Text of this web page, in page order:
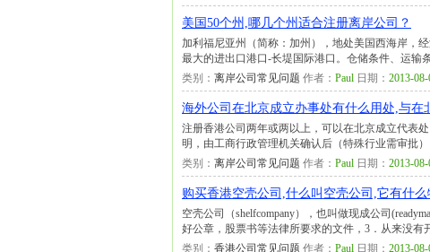
美国50个州,哪几个州适合注册离岸公司？
加利福尼亚州（简称：加州），地处美国西海岸，
最大的进出口港口-长堤国际港口。仓储条件、运输
类别： 离岸公司常见问题 作者： Paul 日期： 2013-
海外公司在北京成立办事处有什么用处,与在
注册香港公司两年或两以上，可以在北京成立代表
明，由工商行政管理机关确认后（特殊行业需审批
类别： 离岸公司常见问题 作者： Paul 日期： 2013-
购买香港空壳公司,什么叫空壳公司,它有什么
空壳公司（shelfcompany），也叫做现成公司
好公章，股票书等法律所要求的文件，3．从来没有
类别： 香港公司常见问题 作者： Paul 日期： 2013-